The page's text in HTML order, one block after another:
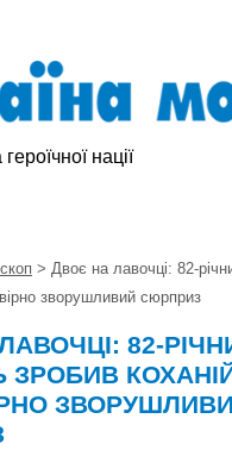
нації
> Двоє на лавочці: 82-
зворушливий сюрприз
82-
ЗРОБИВ